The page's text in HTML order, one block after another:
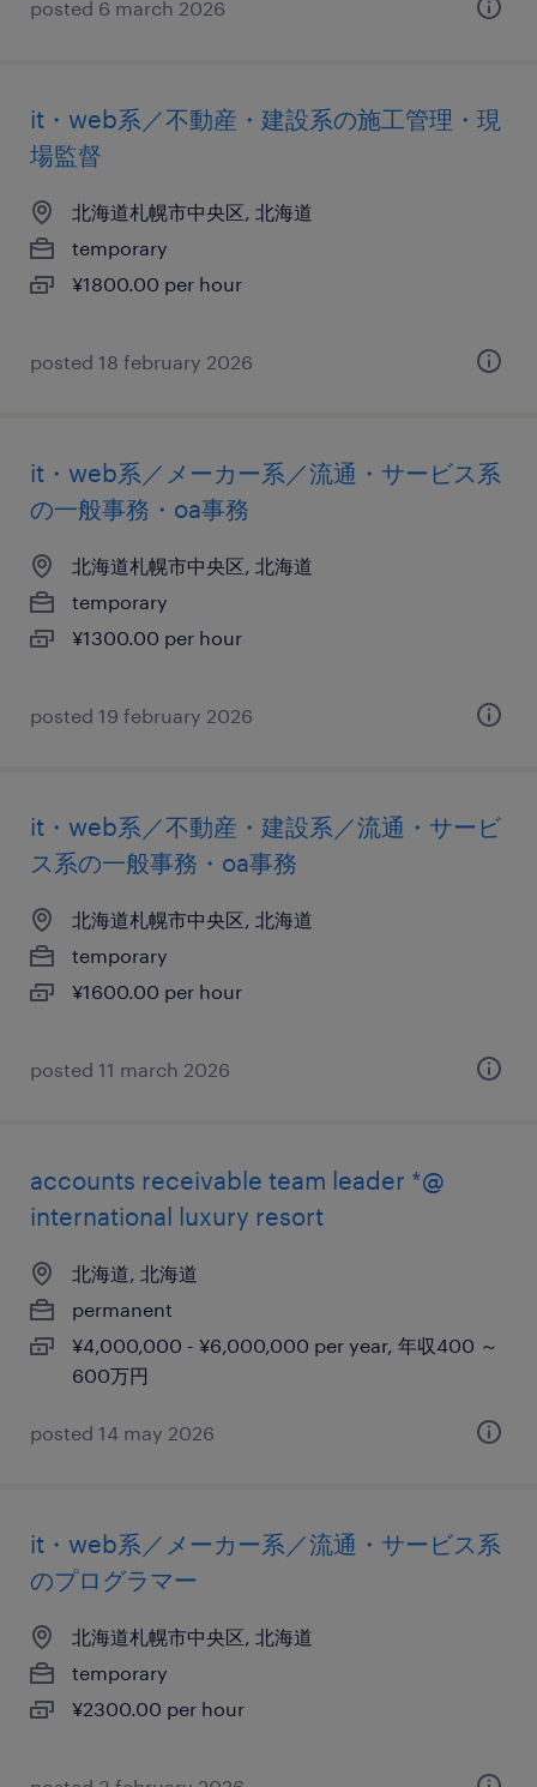
posted 6 march 2026
it・web系／不動産・建設系の施工管理・現
場監督
北海道札幌市中央区, 北海道
temporary
¥1800.00 per hour
posted 18 february 2026
it・web系／メーカー系／流通・サービス系
の一般事務・oa事務
北海道札幌市中央区, 北海道
temporary
¥1300.00 per hour
posted 19 february 2026
it・web系／不動産・建設系／流通・サービ
ス系の一般事務・oa事務
北海道札幌市中央区, 北海道
temporary
¥1600.00 per hour
posted 11 march 2026
accounts receivable team leader *@
international luxury resort
北海道, 北海道
permanent
¥4,000,000 - ¥6,000,000 per year, 年収400 ～
600万円
posted 14 may 2026
it・web系／メーカー系／流通・サービス系
のプログラマー
北海道札幌市中央区, 北海道
temporary
¥2300.00 per hour